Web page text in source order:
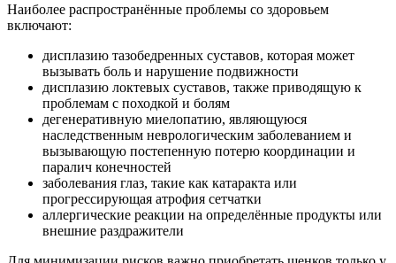
Наиболее распространённые проблемы со здоровьем
включают:
дисплазию тазобедренных суставов, которая может
вызывать боль и нарушение подвижности
дисплазию локтевых суставов, также приводящую к
проблемам с походкой и болям
дегенеративную миелопатию, являющуюся
наследственным неврологическим заболеванием и
вызывающую постепенную потерю координации и
паралич конечностей
заболевания глаз, такие как катаракта или
прогрессирующая атрофия сетчатки
аллергические реакции на определённые продукты или
внешние раздражители